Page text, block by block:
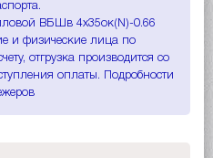
ВБШв 4х35ок(N)-0.66
и физические лица по
отгрузка производится со
оплаты. Подробности